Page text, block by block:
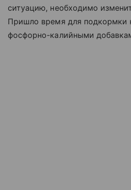
ситуацию, необходимо
Пришло время для подкормки
фосфорно-калийными